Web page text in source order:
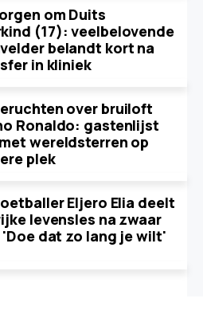
om Duits
(17): veelbelovende
belandt kort na
in kliniek
over bruiloft
Ronaldo: gastenlijst
wereldsterren op
plek
Eljero Elia deelt
levensles na zwaar
dat zo lang je wilt'